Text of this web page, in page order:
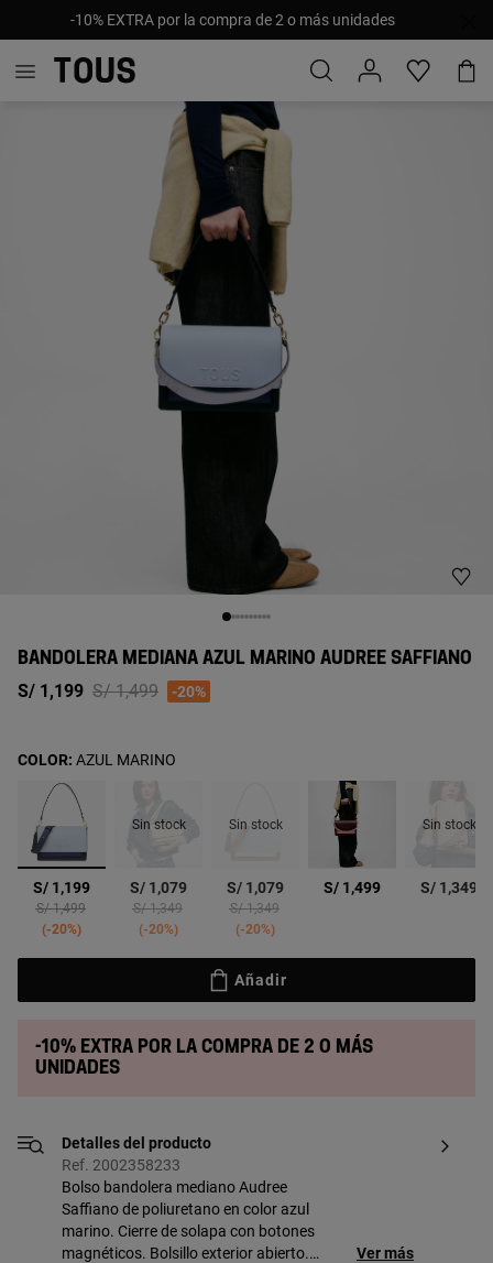
-10% EXTRA por la compra de 2 o más unidades
BANDOLERA MEDIANA AZUL MARINO AUDREE SAFFIANO
S/ 1,199 Price reduced from
S/ 1,499to-20%
seleccionado
S/ 1,199
Price reduced from
S/ 1,499to
-20%
Sin stock
S/ 1,079
Price reduced from
S/ 1,349to
-20%
Sin stock
S/ 1,079
Price reduced from
S/ 1,349to
-20%
S/ 1,499
Sin stock
S/ 1,349
COLOR: AZUL MARINO
Añadir
-10% extra por la compra de 2 o más
unidades
Detalles del producto
Ref. 2002358233
Bolso bandolera mediano Audree
Saffiano de poliuretano en color azul
marino. Cierre de solapa con botones
magnéticos. Bolsillo exterior abierto.
Ver más